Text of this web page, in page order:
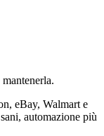
mantenerla.
eBay, Walmart e
automazione più